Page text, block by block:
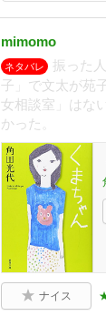
mimomo
ネタバレ
振った
子」で文太が苑
女相談室」はな
かった。
ナイス